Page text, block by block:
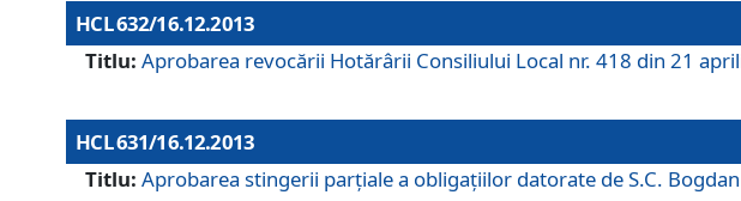
HCL 632/16.12.2013
Titlu: Aprobarea revocării Hotărârii Consiliului Local nr. 418 din 21
HCL 631/16.12.2013
Titlu: Aprobarea stingerii parţiale a obligaţiilor datorate de S.C.